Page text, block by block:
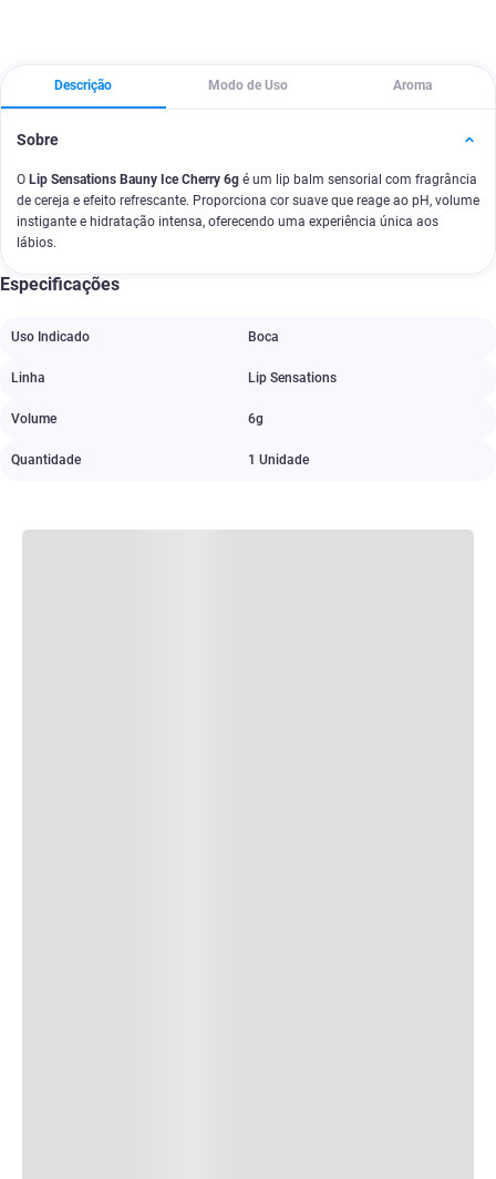
Descrição Modo de Uso Aroma
Sobre
O Lip Sensations Bauny Ice Cherry 6g é um lip balm sensorial com fragrância
de cereja e efeito refrescante. Proporciona cor suave que reage ao pH, volume
instigante e hidratação intensa, oferecendo uma experiência única aos
lábios.
Especificações
Uso Indicado Boca
Linha Lip Sensations
Volume 6g
Quantidade 1 Unidade